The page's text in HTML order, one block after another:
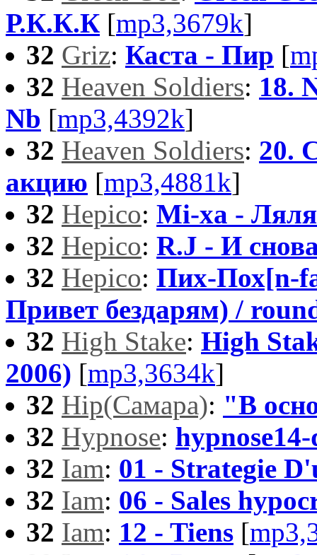
Р.К.К.К [mp3,3679k]
32 Griz: Каста - Пир [
32 Heaven Soldiers: 18.
Nb [mp3,4392k]
32 Heaven Soldiers: 20.
акцию [mp3,4881k]
32 Hepico: Mi-xa -
32 Hepico: R.J - И
32 Hepico: Пих-Пох[n-
Привет бездарям) /
32 High Stake: High
2006) [mp3,3634k]
32 Hip(Самара): "В
32 Hypnose:
32 Iam: 01 - Strategie
32 Iam: 06 - Sales
32 Iam: 12 - Tiens [